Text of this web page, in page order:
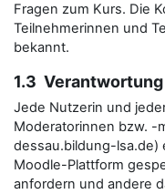
Fragen zum Kurs. Die
Teilnehmerinnen und
bekannt.
1.3
Jede Nutzerin und
Moderatorinnen bzw. -
dessau.bildung-lsa.de)
Moodle-Plattform
anfordern und andere